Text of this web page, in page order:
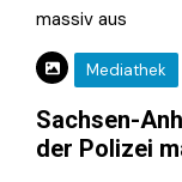
Mediathek
Sachsen-
der Polizei